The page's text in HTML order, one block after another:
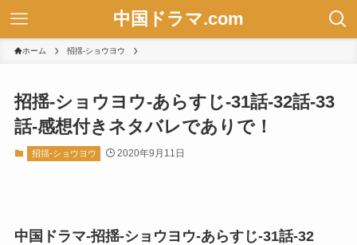
中国ドラマ.com
ホーム 招揺-ショウヨウ
招揺-ショウヨウ-あらすじ-31話-32話-33
話-感想付きネタバレでありで！
招揺-ショウヨウ 2020年9月11日
中国ドラマ-招揺-ショウヨウ-あらすじ-31話-32